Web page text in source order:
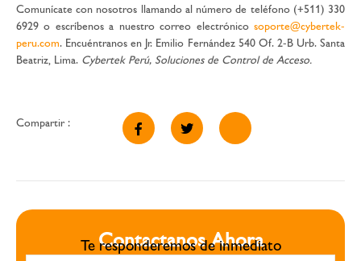
Comunícate con nosotros llamando al número de teléfono (+511) 330
6929 o escríbenos a nuestro correo electrónico soporte@cybertek-
peru.com. Encuéntranos en Jr. Emilio Fernández 540 Of. 2-B Urb. Santa
Beatriz, Lima. Cybertek Perú, Soluciones de Control de Acceso.
Compartir :
Contactanos Ahora
Te responderemos de inmediato